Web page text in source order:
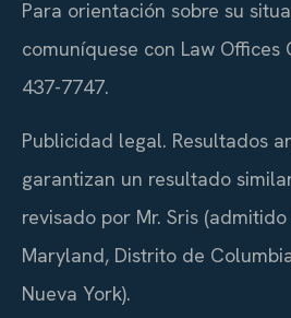
Para orientación sobre su
comuníquese con Law Offices
437-7747.
Publicidad legal. Resultados
garantizan un resultado
revisado por Mr. Sris
Maryland, Distrito de
Nueva York).